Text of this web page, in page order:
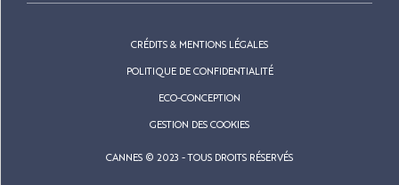
CRÉDITS & MENTIONS LÉGALES
POLITIQUE DE CONFIDENTIALITÉ
ECO-CONCEPTION
GESTION DES COOKIES
CANNES © 2023 - TOUS DROITS RÉSERVÉS